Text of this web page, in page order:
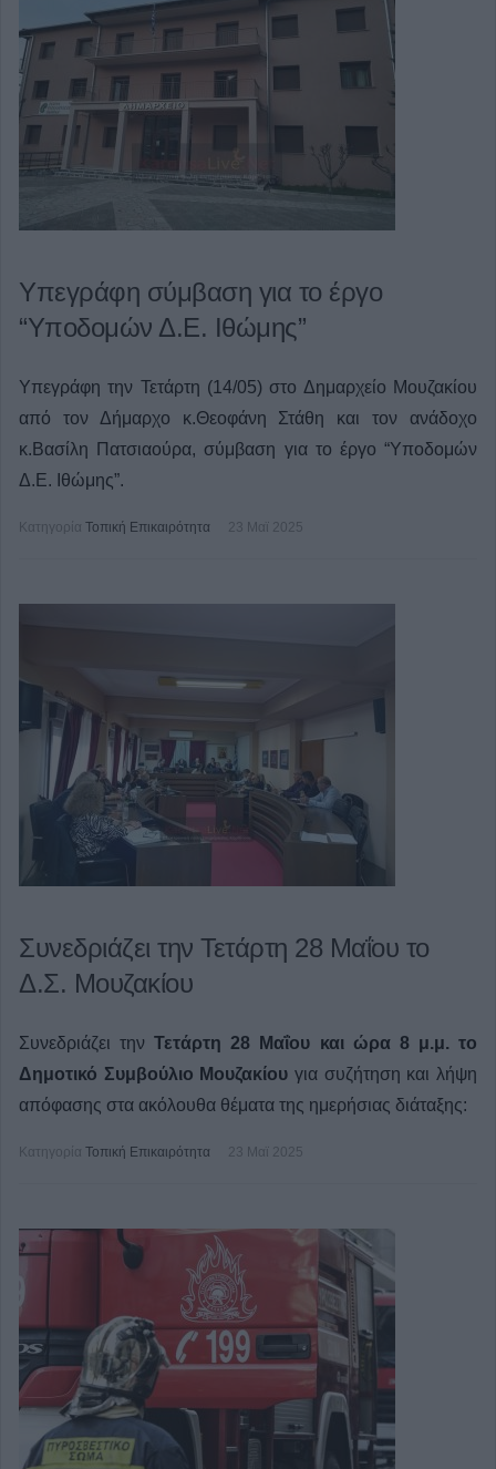
Υπεγράφη σύμβαση για το έργο
“Υποδομών Δ.Ε. Ιθώμης”
Υπεγράφη την Τετάρτη (14/05) στο Δημαρχείο Μουζακίου
από τον Δήμαρχο κ.Θεοφάνη Στάθη και τον ανάδοχο
κ.Βασίλη Πατσιαούρα, σύμβαση για το έργο “Υποδομών
Δ.Ε. Ιθώμης”.
Κατηγορία Τοπική Επικαιρότητα 23 Μαϊ 2025
Συνεδριάζει την Τετάρτη 28 Μαΐου το
Δ.Σ. Μουζακίου
Συνεδριάζει τηνΤετάρτη 28 Μαΐου και ώρα 8 μ.μ. το
Δημοτικό Συμβούλιο Μουζακίου για συζήτηση και λήψη
απόφασης στα ακόλουθα θέματα της ημερήσιας διάταξης:
Κατηγορία Τοπική Επικαιρότητα 23 Μαϊ 2025